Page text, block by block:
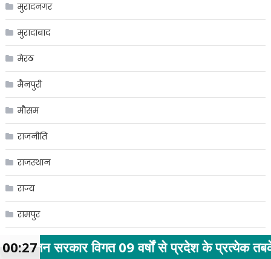
मुरादनगर
मुरादाबाद
मेरठ
मैनपुरी
मौसम
राजनीति
राजस्थान
राज्य
रामपुर
रायगढ़
09 वर्षों से प्रदेश के प्रत्येक तबके के कल्याण हेतु
00:27